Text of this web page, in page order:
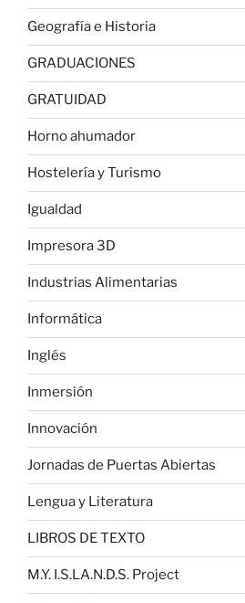
Geografía e Historia
GRADUACIONES
GRATUIDAD
Horno ahumador
Hostelería y Turismo
Igualdad
Impresora 3D
Industrias Alimentarias
Informática
Inglés
Inmersión
Innovación
Jornadas de Puertas Abiertas
Lengua y Literatura
LIBROS DE TEXTO
M.Y. I.S.LA.N.D.S. Project